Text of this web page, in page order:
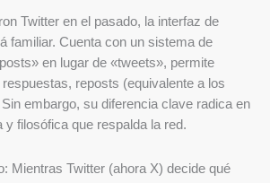
Twitter en el pasado, la interfaz de
familiar. Cuenta con un sistema de
en lugar de «tweets», permite
reposts (equivalente a los
embargo, su diferencia clave radica en
y filosófica que respalda la red.
Mientras Twitter (ahora X) decide qué